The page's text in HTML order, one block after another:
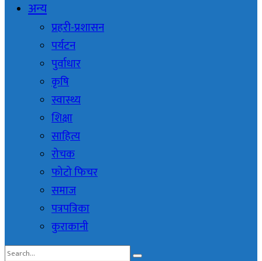
अन्य
प्रहरी-प्रशासन
पर्यटन
पुर्वाधार
कृषि
स्वास्थ्य
शिक्षा
साहित्य
रोचक
फोटो फिचर
समाज
पत्रपत्रिका
कुराकानी